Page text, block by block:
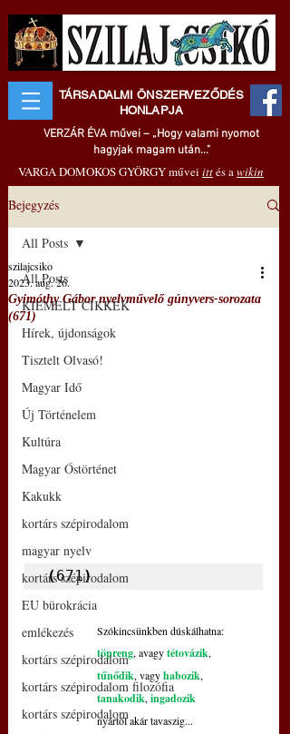
TÁRSADALMI ÖNSZERVEZŐDÉS
HONLAPJA
VERZÁR ÉVA művei – „Hogy valami nyomot
hagyjak magam után..."
VARGA DOMOKOS GYÖRGY művei ittés awikin
Bejegyzés
All Posts
KIEMELT CIKKEK
Hírek, újdonságok
Tisztelt Olvasó!
Magyar Idő
Új Történelem
Kultúra
Magyar Őstörténet
Kakukk
kortárs szépirodalom
magyar nyelv
kortárs szépirodalom
EU bürokrácia
emlékezés
kortárs szépirodalom
kortárs szépirodalom filozófia
kortárs szépirodalom
All Posts
Gyimóthy Gábor nyelvművelő gúnyvers-sorozata
(671)
szilajcsiko
2023. aug. 26.
(671)
Szókincsünkben dúskálhatna:
töpreng, avagy tétovázik,
tűnődik, vagy habozik,
tanakodik, ingadozik
nyártól akár tavaszig...